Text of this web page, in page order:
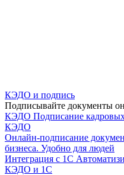
КЭДО и подпись
Подписывайте документы
КЭДО Подписание
КЭДО
Онлайн-подписание
бизнеса. Удобно для людей
Интеграция с 1С
КЭДО и 1С